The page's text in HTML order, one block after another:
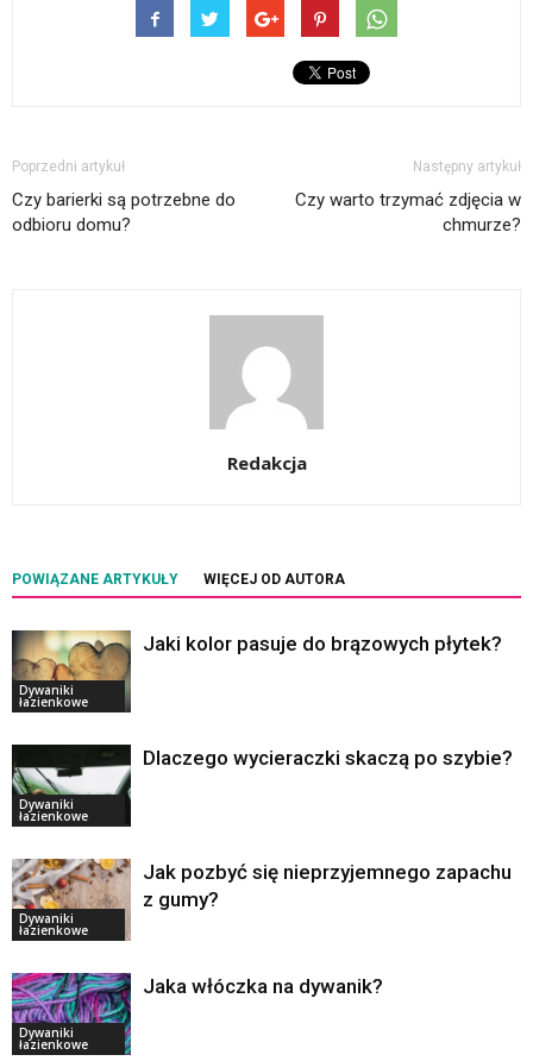
Poprzedni artykuł
Czy barierki są potrzebne do
odbioru domu?
Następny artykuł
Czy warto trzymać zdjęcia w
chmurze?
Redakcja
POWIĄZANE ARTYKUŁY WIĘCEJ OD AUTORA
Dywaniki
łazienkowe
Jaki kolor pasuje do brązowych płytek?
Dywaniki
łazienkowe
Dlaczego wycieraczki skaczą po szybie?
Dywaniki
łazienkowe
Jak pozbyć się nieprzyjemnego zapachu
z gumy?
Dywaniki
łazienkowe
Jaka włóczka na dywanik?